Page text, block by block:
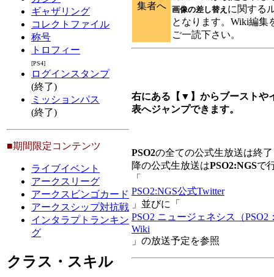
ギャザリング
コレクトファイル
称号
トロフィー
[PS4]
ログインスタンプ
(終了)
ミッションパス
(終了)
■期間限定コンテンツ
ライブイベント
アークスリーグ
アークスビンゴカード
アークスシップ対抗戦
インタラプトランキン
グ
クラス・スキル
集者へ
画像の差し替え に関する
となります。Wiki編集
ご一読下さい。
右にある【▼】からブーストや
表へジャンプできます。
PSO2の全ての公式生放送は終
降の公式生放送はPSO2:NGSで
「
PSO2:NGS公式Twitter
」並びに「
PSO2 ニュージェネシス（PSO2
Wiki
」の放送予定を参照